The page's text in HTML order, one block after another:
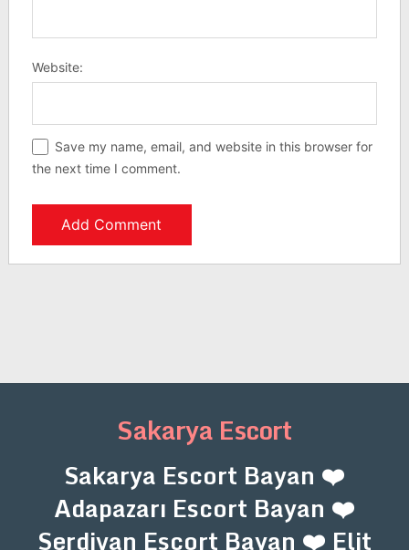
Website:
Save my name, email, and website in this browser for
the next time I comment.
Sakarya Escort
Sakarya Escort Bayan ❤️
Adapazarı Escort Bayan ❤️
Serdivan Escort Bayan ❤️ Elit